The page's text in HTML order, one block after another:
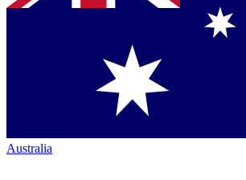
Australia